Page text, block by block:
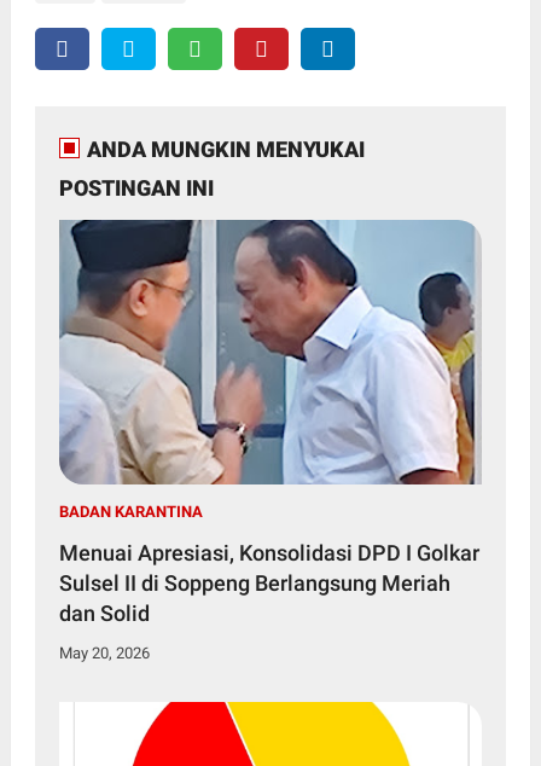
ANDA MUNGKIN MENYUKAI
POSTINGAN INI
BADAN KARANTINA
Menuai Apresiasi, Konsolidasi DPD I Golkar
Sulsel II di Soppeng Berlangsung Meriah
dan Solid
May 20, 2026